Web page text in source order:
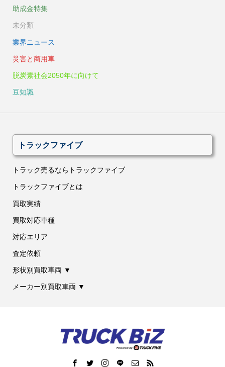
助成金特集
未分類
業界ニュース
災害と商用車
脱炭素社会2050年に向けて
豆知識
トラックファイブ
トラック売るならトラックファイブ
トラックファイブとは
買取実績
買取対応車種
対応エリア
査定依頼
形状別買取車両 ▼
メーカー別買取車両 ▼